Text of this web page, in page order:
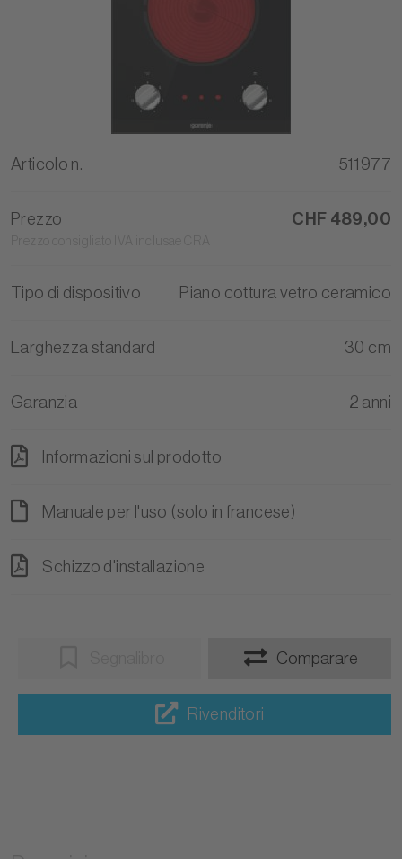
Articolo n. 511977
Prezzo CHF 489,00
Tipo di dispositivo Piano cottura vetro ceramico
Larghezza standard 30 cm
Garanzia 2 anni
Informazioni sul prodotto
Manuale per l'uso (solo in francese)
Schizzo d'installazione
Comparare
Rivenditori